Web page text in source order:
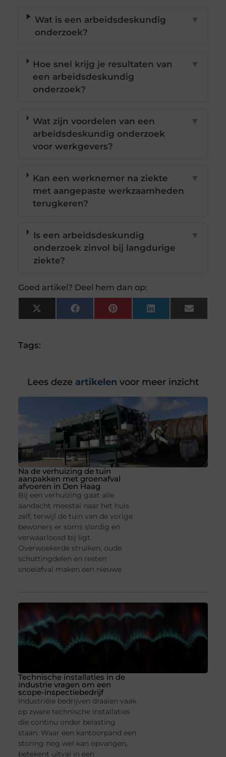
Wat is een arbeidsdeskundig
onderzoek?
▼
Hoe snel krijg je resultaten van
een arbeidsdeskundig
onderzoek?
▼
Wat zijn voordelen van een
arbeidsdeskundig onderzoek
voor werkgevers?
▼
Kan een werknemer na ziekte
met aangepaste werkzaamheden
terugkeren?
▼
Is een arbeidsdeskundig
onderzoek zinvol bij langdurige
ziekte?
▼
Goed artikel? Deel hem dan op:
X
(Twitter)
FacebookPinterestLinkedInEmail
Tags:
Lees deze artikelen voor meer inzicht
Na de verhuizing de tuin
aanpakken met groenafval
afvoeren in Den Haag
Bij een verhuizing gaat alle
aandacht meestal naar het huis
zelf, terwijl de tuin van de vorige
bewoners er soms slordig en
verwaarloosd bij ligt.
Overwoekerde struiken, oude
schuttingdelen en resten
snoeiafval maken een nieuwe
Technische installaties in de
industrie vragen om een
scope-inspectiebedrijf
Industriële bedrijven draaien vaak
op zware technische installaties
die continu onder belasting
staan. Waar een kantoorpand een
storing nog wel kan opvangen,
betekent uitval in een